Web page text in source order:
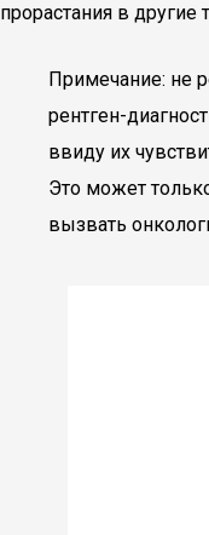
прорастания в другие
Примечание: не
рентген-
ввиду их
Это может
вызвать